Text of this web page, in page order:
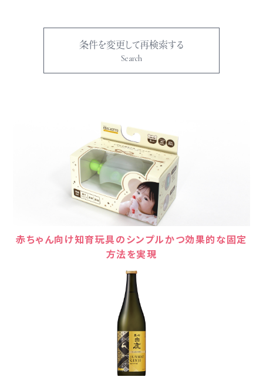
条件を変更して再検索する
Search
赤ちゃん向け知育玩具のシンプルかつ効果的な固定
方法を実現